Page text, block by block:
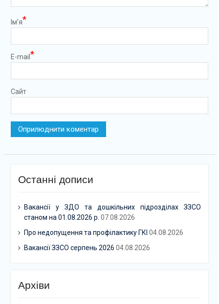
Ім’я*
E-mail *
Сайт
Останні дописи
Вакансії у ЗДО та дошкільних підрозділах ЗЗСО
станом на 01.08.2026 р. 07.08.2026
Про недопущення та профілактику ГКІ 04.08.2026
Вакансії ЗЗСО серпень 2026 04.08.2026
Архіви